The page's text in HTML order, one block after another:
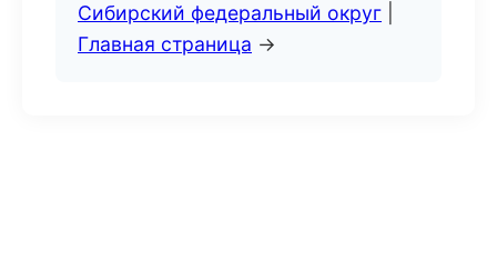
Сибирский федеральный округ
Главная страница →